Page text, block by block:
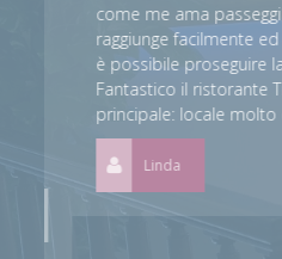
come me ama
raggiunge facilmente ed
è possibile proseguire la
Fantastico il ristorante
principale: locale molto
Linda